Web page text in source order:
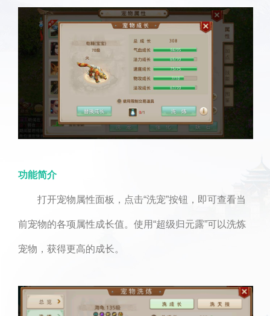
功能简介
打开宠物属性面板，点击“洗宠”按钮，即可查看当
前宠物的各项属性成长值。使用“超级归元露”可以洗炼
宠物，获得更高的成长。